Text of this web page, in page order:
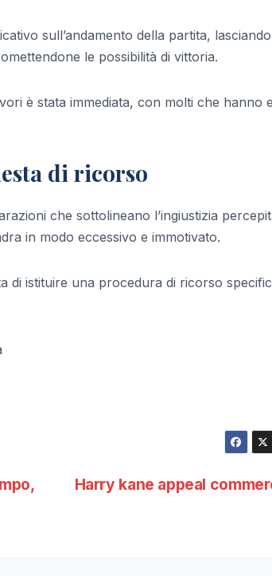
sull’andamento della partita,
le possibilità di vittoria.
è stata immediata, con molti che hanno
di ricorso
che sottolineano l’ingiustizia
in modo eccessivo e immotivato.
di istituire una procedura di ricorso
Harry kane appeal